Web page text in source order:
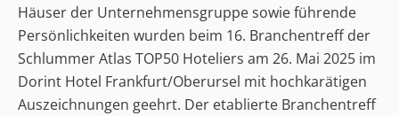
Häuser der Unternehmensgruppe sowie führende
Persönlichkeiten wurden beim 16. Branchentreff der
Schlummer Atlas TOP50 Hoteliers am 26. Mai 2025 im
Dorint Hotel Frankfurt/Oberursel mit hochkarätigen
Auszeichnungen geehrt. Der etablierte Branchentreff